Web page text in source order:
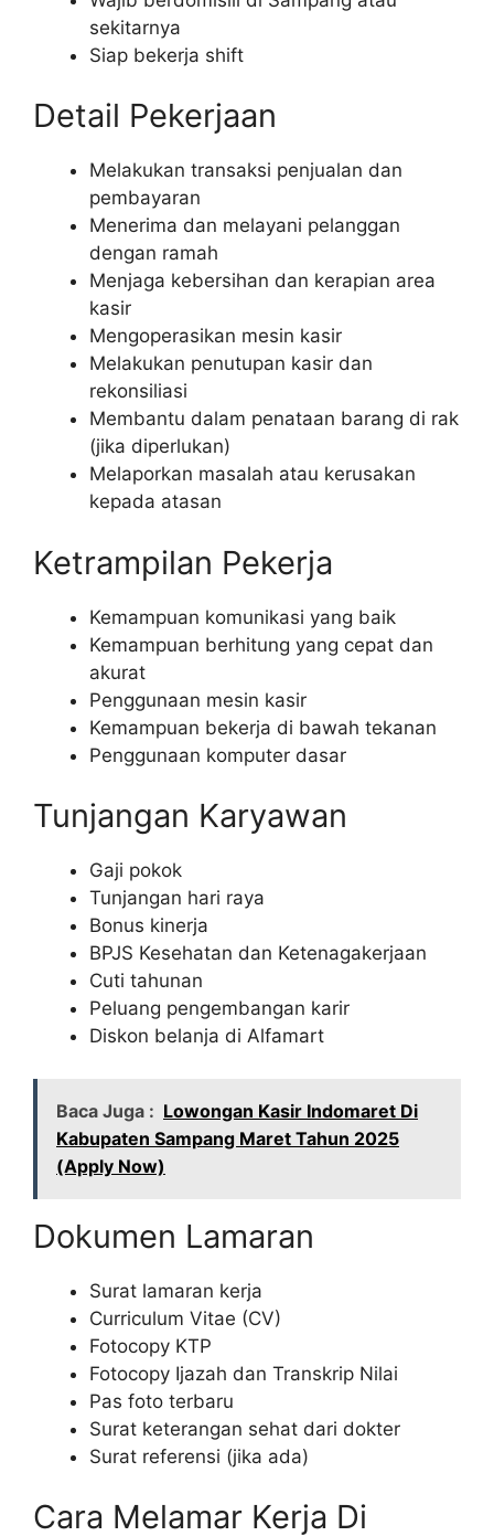
sekitarnya
Siap bekerja shift
Detail Pekerjaan
Melakukan transaksi penjualan dan
pembayaran
Menerima dan melayani pelanggan
dengan ramah
Menjaga kebersihan dan kerapian area
kasir
Mengoperasikan mesin kasir
Melakukan penutupan kasir dan
rekonsiliasi
Membantu dalam penataan barang di rak
(jika diperlukan)
Melaporkan masalah atau kerusakan
kepada atasan
Ketrampilan Pekerja
Kemampuan komunikasi yang baik
Kemampuan berhitung yang cepat dan
akurat
Penggunaan mesin kasir
Kemampuan bekerja di bawah tekanan
Penggunaan komputer dasar
Tunjangan Karyawan
Gaji pokok
Tunjangan hari raya
Bonus kinerja
BPJS Kesehatan dan Ketenagakerjaan
Cuti tahunan
Peluang pengembangan karir
Diskon belanja di Alfamart
Baca Juga : Lowongan Kasir Indomaret Di
Kabupaten Sampang Maret Tahun 2025
(Apply Now)
Dokumen Lamaran
Surat lamaran kerja
Curriculum Vitae (CV)
Fotocopy KTP
Fotocopy Ijazah dan Transkrip Nilai
Pas foto terbaru
Surat keterangan sehat dari dokter
Surat referensi (jika ada)
Cara Melamar Kerja Di